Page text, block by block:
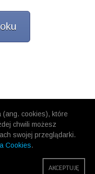
(ang. cookies), które
chwili możesz
swojej przeglądarki.
Cookies.
AKCEPTUJĘ